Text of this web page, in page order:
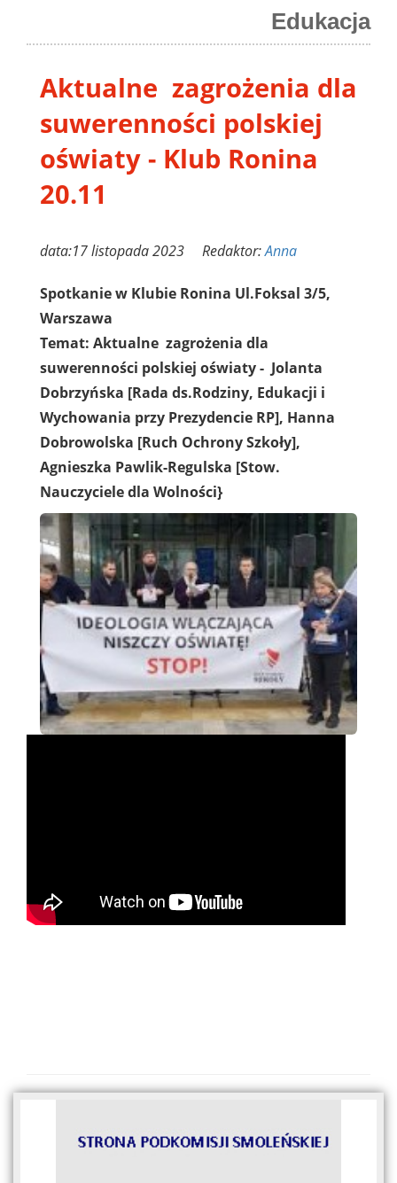
Edukacja
Aktualne zagrożenia dla
suwerenności polskiej
oświaty - Klub Ronina
20.11
data:17 listopada 2023 Redaktor:Anna
Spotkanie w Klubie Ronina Ul.Foksal 3/5,
Warszawa
Temat: Aktualne zagrożenia dla
suwerenności polskiej oświaty - Jolanta
Dobrzyńska [Rada ds.Rodziny, Edukacji i
Wychowania przy Prezydencie RP], Hanna
Dobrowolska [Ruch Ochrony Szkoły],
Agnieszka Pawlik-Regulska [Stow.
Nauczyciele dla Wolności}